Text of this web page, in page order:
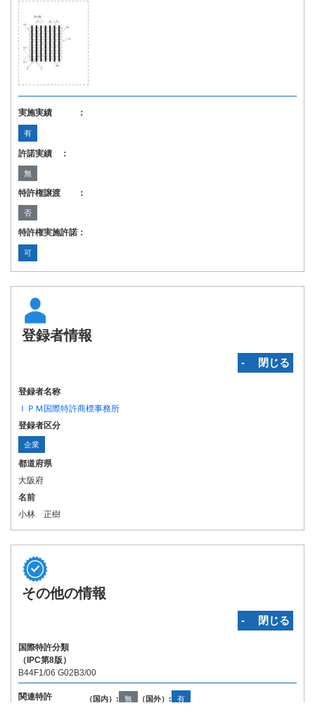
実施実績 ：
有
許諾実績 ：
無
特許権譲渡 ：
否
特許権実施許諾：
可
登録者情報
‐ 閉じる
登録者名称
ＩＰＭ国際特許商標事務所
登録者区分
企業
都道府県
大阪府
名前
小林 正樹
その他の情報
‐ 閉じる
国際特許分類
（IPC第8版）
B44F1/06 G02B3/00
関連特許 （国内）: 無 （国外）: 有